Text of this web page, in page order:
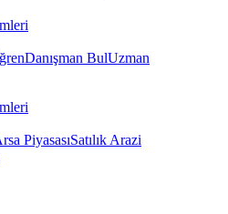
Danışman BulUzman
PiyasasıSatılık Arazi